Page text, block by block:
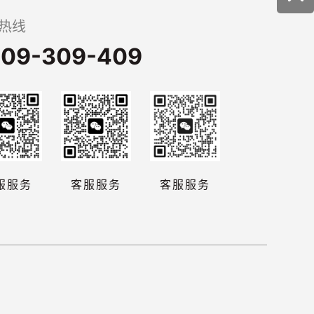
线
309-409
服务 客服服务 客服服务